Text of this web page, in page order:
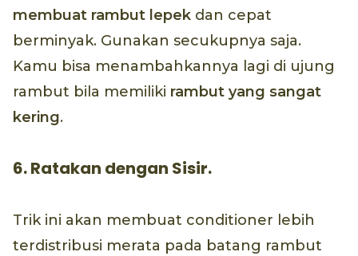
membuat rambut lepek dan cepat
berminyak. Gunakan secukupnya saja.
Kamu bisa menambahkannya lagi di ujung
rambut bila memiliki rambut yang sangat
kering.
6. Ratakan dengan Sisir.
Trik ini akan membuat conditioner lebih
terdistribusi merata pada batang rambut